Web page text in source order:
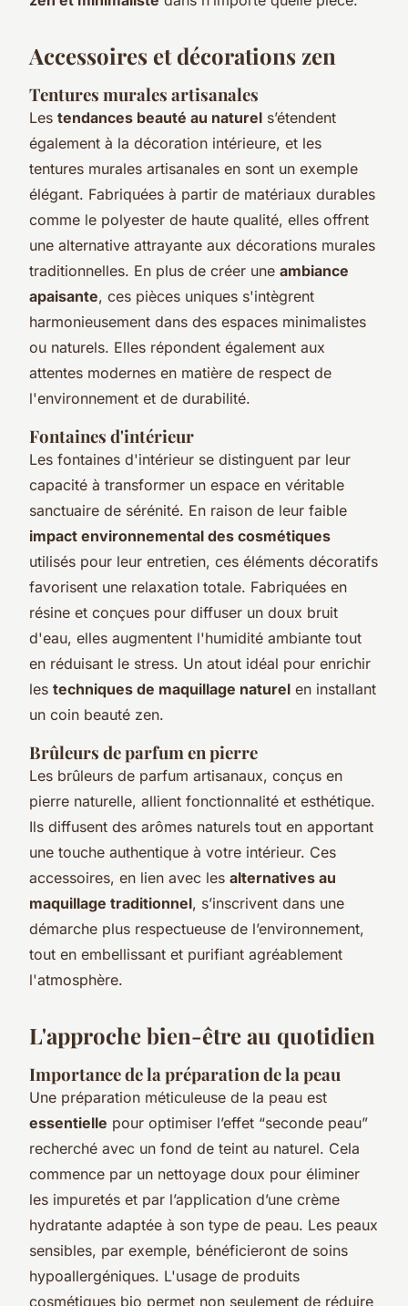
Accessoires et décorations zen
Tentures murales artisanales
Les tendances beauté au naturel s’étendent
également à la décoration intérieure, et les
tentures murales artisanales en sont un exemple
élégant. Fabriquées à partir de matériaux durables
comme le polyester de haute qualité, elles offrent
une alternative attrayante aux décorations murales
traditionnelles. En plus de créer une ambiance
apaisante, ces pièces uniques s'intègrent
harmonieusement dans des espaces minimalistes
ou naturels. Elles répondent également aux
attentes modernes en matière de respect de
l'environnement et de durabilité.
Fontaines d'intérieur
Les fontaines d'intérieur se distinguent par leur
capacité à transformer un espace en véritable
sanctuaire de sérénité. En raison de leur faible
impact environnemental des cosmétiques
utilisés pour leur entretien, ces éléments décoratifs
favorisent une relaxation totale. Fabriquées en
résine et conçues pour diffuser un doux bruit
d'eau, elles augmentent l'humidité ambiante tout
en réduisant le stress. Un atout idéal pour enrichir
les techniques de maquillage naturel en installant
un coin beauté zen.
Brûleurs de parfum en pierre
Les brûleurs de parfum artisanaux, conçus en
pierre naturelle, allient fonctionnalité et esthétique.
Ils diffusent des arômes naturels tout en apportant
une touche authentique à votre intérieur. Ces
accessoires, en lien avec les alternatives au
maquillage traditionnel, s’inscrivent dans une
démarche plus respectueuse de l’environnement,
tout en embellissant et purifiant agréablement
l'atmosphère.
L'approche bien-être au quotidien
Importance de la préparation de la peau
Une préparation méticuleuse de la peau est
essentielle pour optimiser l’effet “seconde peau”
recherché avec un fond de teint au naturel. Cela
commence par un nettoyage doux pour éliminer
les impuretés et par l’application d’une crème
hydratante adaptée à son type de peau. Les peaux
sensibles, par exemple, bénéficieront de soins
hypoallergéniques. L'usage de produits
cosmétiques bio permet non seulement de réduire